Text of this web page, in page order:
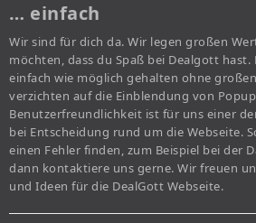
… einfach
Wir sind für dich da. Wir legen großen
möchten, dass du Spaß bei Dealgott hast.
einfach wie möglich gehalten ohne
verzichten auf die Einblendung von
Benutzerfreundlichkeit ist für uns einer
bei Entscheidung rund um die Webseite.
einen Fehler finden, zum Beispiel bei der
dann kontaktiere uns gerne. Wir freuen
und Ideen für die DealGott Webseite.